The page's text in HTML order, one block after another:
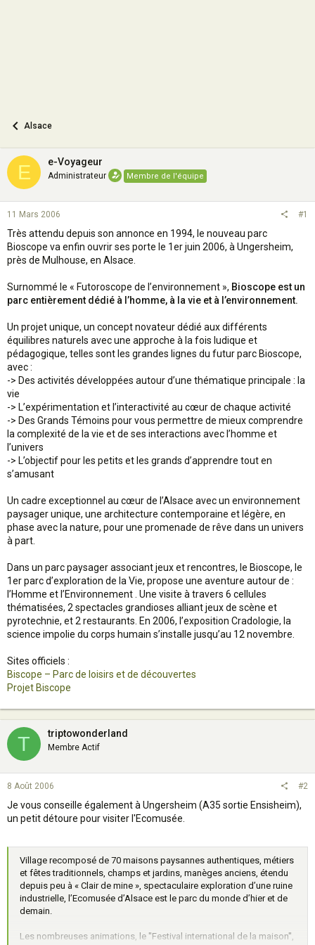
Alsace
E e-Voyageur
Administrateur Membre de l'équipe
11 Mars 2006 #1
Très attendu depuis son annonce en 1994, le nouveau parc
Bioscope va enfin ouvrir ses porte le 1er juin 2006, à Ungersheim,
près de Mulhouse, en Alsace.
Surnommé le « Futoroscope de l’environnement », Bioscope est un
parc entièrement dédié à l’homme, à la vie et à l’environnement.
Un projet unique, un concept novateur dédié aux différents
équilibres naturels avec une approche à la fois ludique et
pédagogique, telles sont les grandes lignes du futur parc Bioscope,
avec :
-> Des activités développées autour d’une thématique principale : la
vie
-> L’expérimentation et l’interactivité au cœur de chaque activité
-> Des Grands Témoins pour vous permettre de mieux comprendre
la complexité de la vie et de ses interactions avec l’homme et
l’univers
-> L’objectif pour les petits et les grands d’apprendre tout en
s’amusant
Un cadre exceptionnel au cœur de l’Alsace avec un environnement
paysager unique, une architecture contemporaine et légère, en
phase avec la nature, pour une promenade de rêve dans un univers
à part.
Dans un parc paysager associant jeux et rencontres, le Bioscope, le
1er parc d’exploration de la Vie, propose une aventure autour de :
l’Homme et l’Environnement . Une visite à travers 6 cellules
thématisées, 2 spectacles grandioses alliant jeux de scène et
pyrotechnie, et 2 restaurants. En 2006, l’exposition Cradologie, la
science impolie du corps humain s’installe jusqu’au 12 novembre.
Sites officiels :
Biscope – Parc de loisirs et de découvertes
Projet Biscope
T triptowonderland
Membre Actif
8 Août 2006 #2
Je vous conseille également à Ungersheim (A35 sortie Ensisheim),
un petit détoure pour visiter l'Ecomusée.
Village recomposé de 70 maisons paysannes authentiques, métiers
et fêtes traditionnels, champs et jardins, manèges anciens, étendu
depuis peu à « Clair de mine », spectaculaire exploration d’une ruine
industrielle, l’Ecomusée d’Alsace est le parc du monde d’hier et de
demain.
Les nombreuses animations, le "Festival international de la maison",